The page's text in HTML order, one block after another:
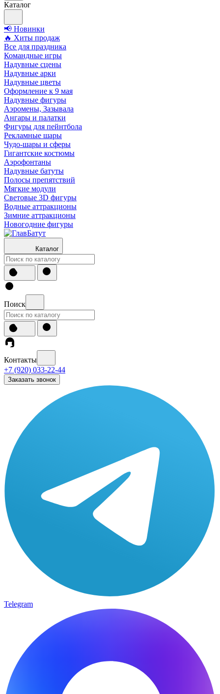
Каталог
📢 Новинки
🔥 Хиты продаж
Все для праздника
Командные игры
Надувные сцены
Надувные арки
Надувные цветы
Оформление к 9 мая
Надувные фигуры
Аэромены, Зазывала
Ангары и палатки
Фигуры для пейнтбола
Рекламные шары
Чудо-шары и сферы
Гигантские костюмы
Аэрофонтаны
Надувные батуты
Полосы препятствий
Мягкие модули
Световые 3D фигуры
Водные аттракционы
Зимние аттракционы
Новогодние фигуры
Каталог
Поиск
Контакты
+7 (920) 033-22-44
Заказать звонок
Telegram